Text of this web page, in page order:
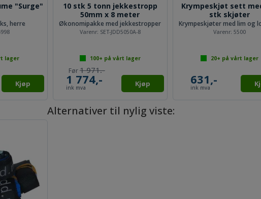
"Surge"
herre
lager
Kjøp
10 stk 5 tonn jekkestropp
50mm x 8 meter
Økonomipakke med jekkestropper
Varenr: SET-JDD5050A-8
1 971,-
1 774,-
ink mva
100+ på vårt lager
Kjøp
Krympeskjøt sett
stk skjøter
Krympeskjøter med lim og
Varenr:5500
631,-
ink mva
20+ på vårt lager
Alternativer til nylig viste: